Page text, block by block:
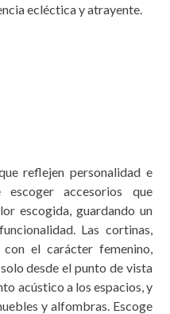
ecléctica y atrayente.
reflejen personalidad e
escoger accesorios que
escogida, guardando un
Las cortinas,
el carácter femenino,
desde el punto de vista
acústico a los espacios, y
y alfombras. Escoge